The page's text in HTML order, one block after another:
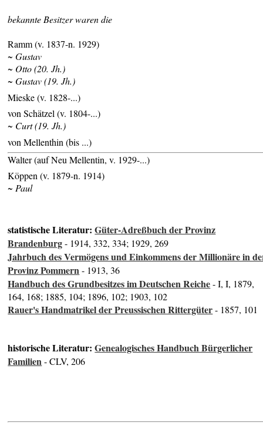
bekannte Besitzer waren die
Ramm (v. 1837-n. 1929)
~ Gustav
~ Otto (20. Jh.)
~ Gustav (19. Jh.)
Mieske (v. 1828-...)
von Schätzel (v. 1804-...)
~ Curt (19. Jh.)
von Mellenthin (bis ...)
Walter (auf Neu Mellentin, v. 1929-...)
Köppen (v. 1879-n. 1914)
~ Paul
statistische Literatur:Güter-Adreßbuch der Provinz
Brandenburg- 1914, 332, 334; 1929, 269
Jahrbuch des Vermögens und Einkommens der Millionäre in
Provinz Pommern- 1913, 36
Handbuch des Grundbesitzes im Deutschen Reiche- I, I, 1879,
164, 168; 1885, 104; 1896, 102; 1903, 102
Rauer's Handmatrikel der Preussischen Rittergüter- 1857, 101
historische Literatur:Genealogisches Handbuch Bürgerlicher
Familien- CLV, 206